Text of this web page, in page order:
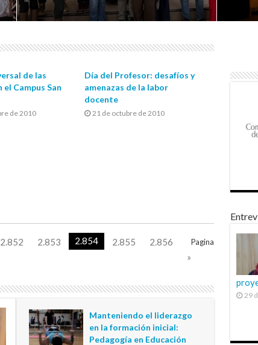
de las
Campus San
de 2010
Día del Profesor: desafíos y
amenazas de la labor
docente
21 de octubre de 2010
Pagina
2.852 2.853 2.854 2.855
2.856
»
Manteniendo el liderazgo
en la formación inicial:
Pedagogía en Educación
29